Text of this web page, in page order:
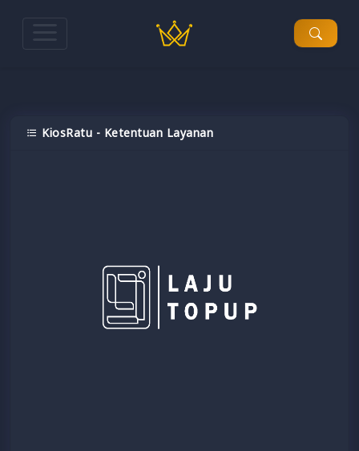
KiosRatu - Ketentuan Layanan